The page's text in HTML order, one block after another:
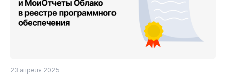
23 апреля 2025